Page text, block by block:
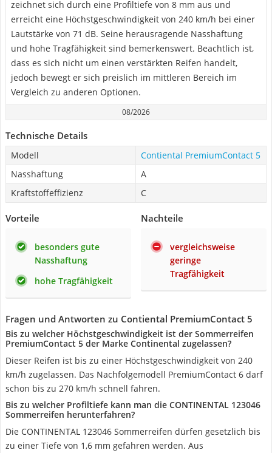
zeichnet sich durch eine Profiltiefe von 8 mm aus und
erreicht eine Höchstgeschwindigkeit von 240 km/h bei einer
Lautstärke von 71 dB. Seine herausragende Nasshaftung
und hohe Tragfähigkeit sind bemerkenswert. Beachtlich ist,
dass es sich nicht um einen verstärkten Reifen handelt,
jedoch bewegt er sich preislich im mittleren Bereich im
Vergleich zu anderen Optionen.
08/2026
Technische Details
Modell
Contiental PremiumContact 5
Nasshaftung
A
Kraftstoffeffizienz
C
Vorteile
besonders gute
Nasshaftung
hohe Tragfähigkeit
Nachteile
vergleichsweise
geringe
Tragfähigkeit
Fragen und Antworten zu Contiental PremiumContact 5
Bis zu welcher Höchstgeschwindigkeit ist der Sommerreifen
PremiumContact 5 der Marke Continental zugelassen?
Dieser Reifen ist bis zu einer Höchstgeschwindigkeit von 240
km/h zugelassen. Das Nachfolgemodell PremiumContact 6 darf
schon bis zu 270 km/h schnell fahren.
Bis zu welcher Profiltiefe kann man die CONTINENTAL 123046
Sommerreifen herunterfahren?
Die CONTINENTAL 123046 Sommerreifen dürfen gesetzlich bis
zu einer Tiefe von 1,6 mm gefahren werden. Aus